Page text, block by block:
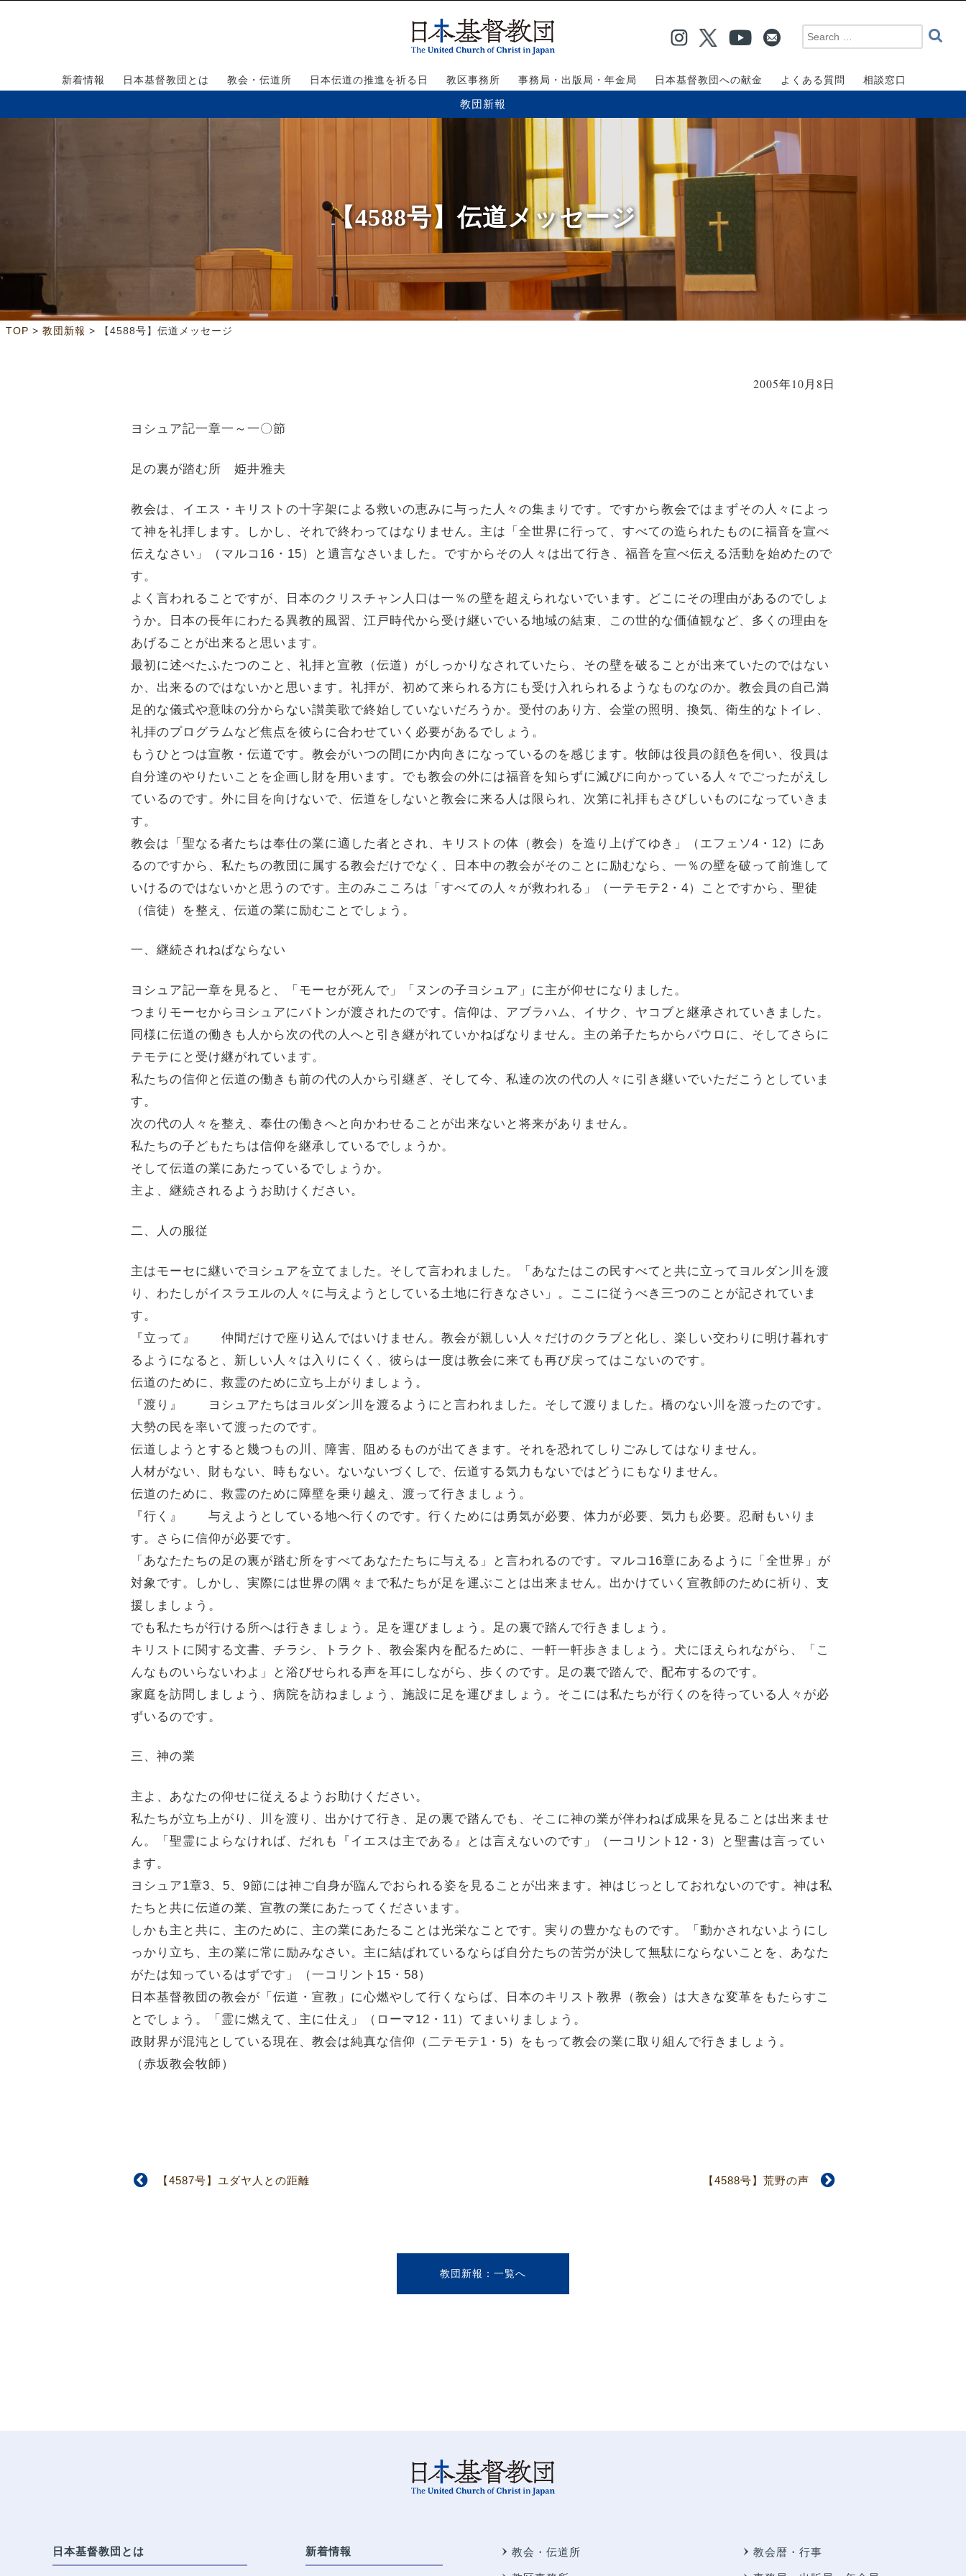
新着情報 日本基督教団とは 教会・伝道所 日本伝道の推進を祈る日 教区事務所 事務局・出版局・年金局 日本基督教団への献金 よくある質問 相談窓口
教団新報
【4588号】伝道メッセージ
TOP > 教団新報 > 【4588号】伝道メッセージ
2005年10月8日
ヨシュア記一章一～一〇節
足の裏が踏む所 姫井雅夫
教会は、イエス・キリストの十字架による救いの恵みに与った人々の集まりです。ですから教会ではまずその人々によっ
て神を礼拝します。しかし、それで終わってはなりません。主は「全世界に行って、すべての造られたものに福音を宣べ
伝えなさい」（マルコ16・15）と遺言なさいました。ですからその人々は出て行き、福音を宣べ伝える活動を始めたので
す。
よく言われることですが、日本のクリスチャン人口は一％の壁を超えられないでいます。どこにその理由があるのでしょ
うか。日本の長年にわたる異教的風習、江戸時代から受け継いでいる地域の結束、この世的な価値観など、多くの理由を
あげることが出来ると思います。
最初に述べたふたつのこと、礼拝と宣教（伝道）がしっかりなされていたら、その壁を破ることが出来ていたのではない
か、出来るのではないかと思います。礼拝が、初めて来られる方にも受け入れられるようなものなのか。教会員の自己満
足的な儀式や意味の分からない讃美歌で終始していないだろうか。受付のあり方、会堂の照明、換気、衛生的なトイレ、
礼拝のプログラムなど焦点を彼らに合わせていく必要があるでしょう。
もうひとつは宣教・伝道です。教会がいつの間にか内向きになっているのを感じます。牧師は役員の顔色を伺い、役員は
自分達のやりたいことを企画し財を用います。でも教会の外には福音を知らずに滅びに向かっている人々でごったがえし
ているのです。外に目を向けないで、伝道をしないと教会に来る人は限られ、次第に礼拝もさびしいものになっていきま
す。
教会は「聖なる者たちは奉仕の業に適した者とされ、キリストの体（教会）を造り上げてゆき」（エフェソ4・12）にあ
るのですから、私たちの教団に属する教会だけでなく、日本中の教会がそのことに励むなら、一％の壁を破って前進して
いけるのではないかと思うのです。主のみこころは「すべての人々が救われる」（一テモテ2・4）ことですから、聖徒
（信徒）を整え、伝道の業に励むことでしょう。
一、継続されねばならない
ヨシュア記一章を見ると、「モーセが死んで」「ヌンの子ヨシュア」に主が仰せになりました。
つまりモーセからヨシュアにバトンが渡されたのです。信仰は、アブラハム、イサク、ヤコブと継承されていきました。
同様に伝道の働きも人から次の代の人へと引き継がれていかねばなりません。主の弟子たちからパウロに、そしてさらに
テモテにと受け継がれています。
私たちの信仰と伝道の働きも前の代の人から引継ぎ、そして今、私達の次の代の人々に引き継いでいただこうとしていま
す。
次の代の人々を整え、奉仕の働きへと向かわせることが出来ないと将来がありません。
私たちの子どもたちは信仰を継承しているでしょうか。
そして伝道の業にあたっているでしょうか。
主よ、継続されるようお助けください。
二、人の服従
主はモーセに継いでヨシュアを立てました。そして言われました。「あなたはこの民すべてと共に立ってヨルダン川を渡
り、わたしがイスラエルの人々に与えようとしている土地に行きなさい」。ここに従うべき三つのことが記されていま
す。
『立って』 仲間だけで座り込んではいけません。教会が親しい人々だけのクラブと化し、楽しい交わりに明け暮れす
るようになると、新しい人々は入りにくく、彼らは一度は教会に来ても再び戻ってはこないのです。
伝道のために、救霊のために立ち上がりましょう。
『渡り』 ヨシュアたちはヨルダン川を渡るようにと言われました。そして渡りました。橋のない川を渡ったのです。
大勢の民を率いて渡ったのです。
伝道しようとすると幾つもの川、障害、阻めるものが出てきます。それを恐れてしりごみしてはなりません。
人材がない、財もない、時もない。ないないづくしで、伝道する気力もないではどうにもなりません。
伝道のために、救霊のために障壁を乗り越え、渡って行きましょう。
『行く』 与えようとしている地へ行くのです。行くためには勇気が必要、体力が必要、気力も必要。忍耐もいりま
す。さらに信仰が必要です。
「あなたたちの足の裏が踏む所をすべてあなたたちに与える」と言われるのです。マルコ16章にあるように「全世界」が
対象です。しかし、実際には世界の隅々まで私たちが足を運ぶことは出来ません。出かけていく宣教師のために祈り、支
援しましょう。
でも私たちが行ける所へは行きましょう。足を運びましょう。足の裏で踏んで行きましょう。
キリストに関する文書、チラシ、トラクト、教会案内を配るために、一軒一軒歩きましょう。犬にほえられながら、「こ
んなものいらないわよ」と浴びせられる声を耳にしながら、歩くのです。足の裏で踏んで、配布するのです。
家庭を訪問しましょう、病院を訪ねましょう、施設に足を運びましょう。そこには私たちが行くのを待っている人々が必
ずいるのです。
三、神の業
主よ、あなたの仰せに従えるようお助けください。
私たちが立ち上がり、川を渡り、出かけて行き、足の裏で踏んでも、そこに神の業が伴わねば成果を見ることは出来ませ
ん。「聖霊によらなければ、だれも『イエスは主である』とは言えないのです」（一コリント12・3）と聖書は言ってい
ます。
ヨシュア1章3、5、9節には神ご自身が臨んでおられる姿を見ることが出来ます。神はじっとしておれないのです。神は私
たちと共に伝道の業、宣教の業にあたってくださいます。
しかも主と共に、主のために、主の業にあたることは光栄なことです。実りの豊かなものです。「動かされないようにし
っかり立ち、主の業に常に励みなさい。主に結ばれているならば自分たちの苦労が決して無駄にならないことを、あなた
がたは知っているはずです」（一コリント15・58）
日本基督教団の教会が「伝道・宣教」に心燃やして行くならば、日本のキリスト教界（教会）は大きな変革をもたらすこ
とでしょう。「霊に燃えて、主に仕え」（ローマ12・11）てまいりましょう。
政財界が混沌としている現在、教会は純真な信仰（二テモテ1・5）をもって教会の業に取り組んで行きましょう。
（赤坂教会牧師）
【4587号】ユダヤ人との距離 【4588号】荒野の声
教団新報
日本基督教団とは 新着情報 教会・伝道所 教会暦・行事